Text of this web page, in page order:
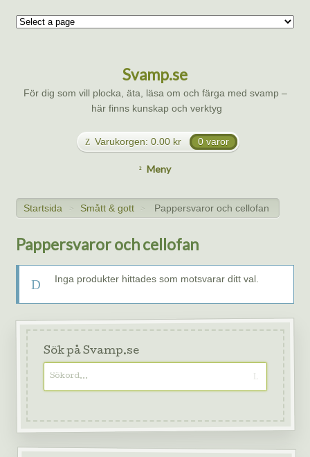
Svamp.se
För dig som vill plocka, äta, läsa om och färga med svamp –
här finns kunskap och verktyg
Varukorgen: 0.00 kr 0 varor
Meny
Startsida > Smått & gott > Pappersvaror och cellofan
Pappersvaror och cellofan
Inga produkter hittades som motsvarar ditt val.
Sök på Svamp.se